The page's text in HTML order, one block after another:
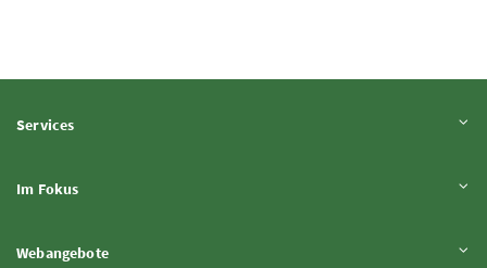
ServicesInhalt aufklappen
Im FokusInhalt aufklappen
WebangeboteInhalt aufklappen